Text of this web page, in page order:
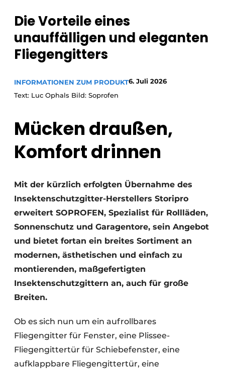
Die Vorteile eines
unauffälligen und eleganten
Fliegengitters
INFORMATIONEN ZUM PRODUKT6. Juli 2026
Text: Luc Ophals Bild: Soprofen
Mücken draußen,
Komfort drinnen
Mit der kürzlich erfolgten Übernahme des
Insektenschutzgitter-Herstellers Storipro
erweitert SOPROFEN, Spezialist für Rollläden,
Sonnenschutz und Garagentore, sein Angebot
und bietet fortan ein breites Sortiment an
modernen, ästhetischen und einfach zu
montierenden, maßgefertigten
Insektenschutzgittern an, auch für große
Breiten.
Ob es sich nun um ein aufrollbares
Fliegengitter für Fenster, eine Plissee-
Fliegengittertür für Schiebefenster, eine
aufklappbare Fliegengittertür, eine